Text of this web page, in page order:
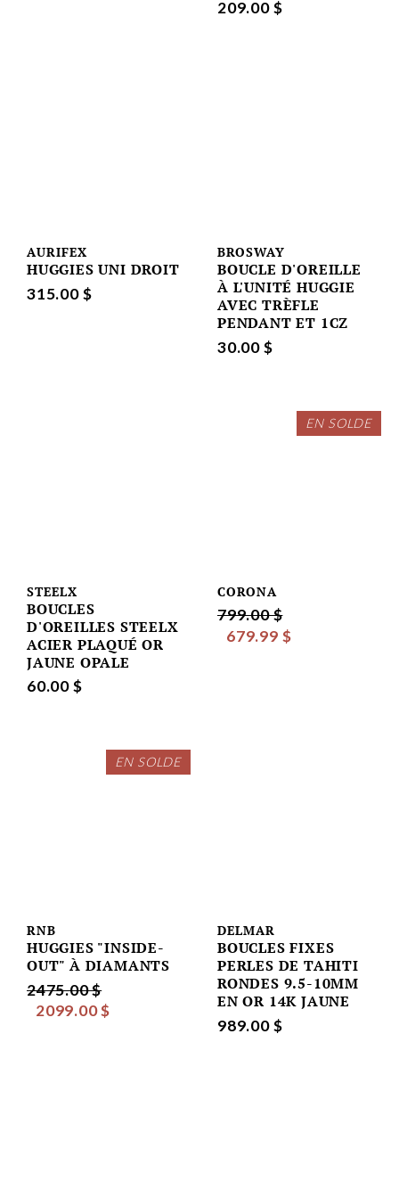
209.00 $
AURIFEX
HUGGIES UNI DROIT
315.00 $
BROSWAY
BOUCLE D'OREILLE
À L'UNITÉ HUGGIE
AVEC TRÈFLE
PENDANT ET 1CZ
30.00 $
STEELX
BOUCLES
D'OREILLES STEELX
ACIER PLAQUÉ OR
JAUNE OPALE
60.00 $
EN SOLDE
CORONA
799.00 $
679.99 $
EN SOLDE
RNB
HUGGIES "INSIDE-
OUT" À DIAMANTS
2475.00 $
2099.00 $
DELMAR
BOUCLES FIXES
PERLES DE TAHITI
RONDES 9.5-10MM
EN OR 14K JAUNE
989.00 $